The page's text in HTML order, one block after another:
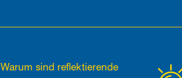
Warum sind reflektierende